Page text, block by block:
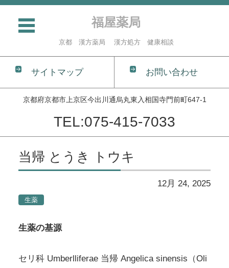
福屋薬局
京都 漢方薬局 漢方処方 健康相談
サイトマップ お問い合わせ
京都府京都市上京区今出川通烏丸東入相国寺門前町647-1
TEL:075-415-7033
当帰 とうき トウキ
12月 24, 2025
生薬
生薬の基源
セリ科 Umberlliferae 当帰 Angelica sinensis（Oli